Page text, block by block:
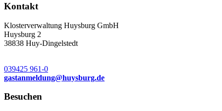
Kontakt
Klosterverwaltung Huysburg GmbH
Huysburg 2
38838 Huy-Dingelstedt
039425 961-0
gastanmeldung@huysburg.de
Besuchen